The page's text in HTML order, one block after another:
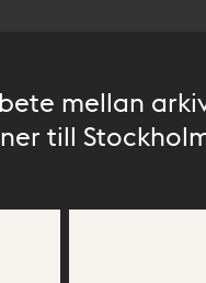
mellan
till